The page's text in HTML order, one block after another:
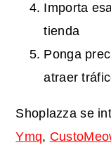
Importa
tienda
Ponga
atraer
Shoplazza se
Ymq,